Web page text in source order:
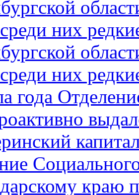
них
них
года
краю